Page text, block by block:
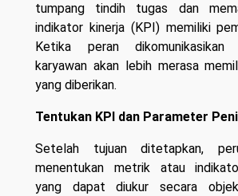
tumpang tindih tugas dan
indikator kinerja (KPI) memiliki
Ketika peran
karyawan akan lebih merasa
yang diberikan.
Tentukan KPI dan Parameter
Setelah tujuan ditetapkan,
menentukan metrik atau
yang dapat diukur secara